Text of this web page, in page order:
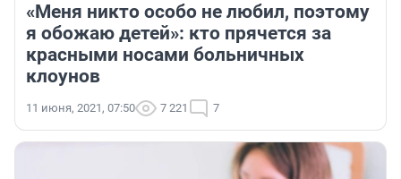
«Меня никто особо не любил, поэтому
я обожаю детей»: кто прячется за
красными носами больничных
клоунов
11 июня, 2021, 07:50 7 221 7